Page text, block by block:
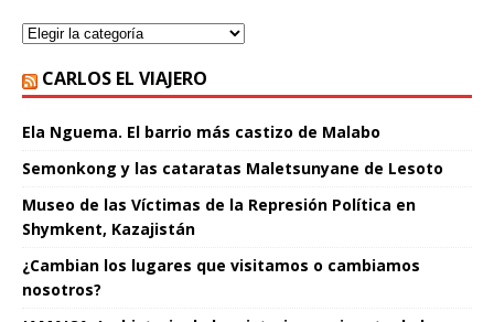
CARLOS EL VIAJERO
Ela Nguema. El barrio más castizo de Malabo
Semonkong y las cataratas Maletsunyane de Lesoto
Museo de las Víctimas de la Represión Política en
Shymkent, Kazajistán
¿Cambian los lugares que visitamos o cambiamos
nosotros?